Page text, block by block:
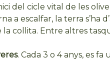
del cicle vital de les
a escalfar, la terra s’ha
collita. Entre altres
. Cada 3 o 4 anys, es fa